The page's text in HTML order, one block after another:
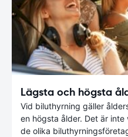
Lägsta och högsta
Vid biluthyrning gäller
en högsta ålder. Det är
de olika